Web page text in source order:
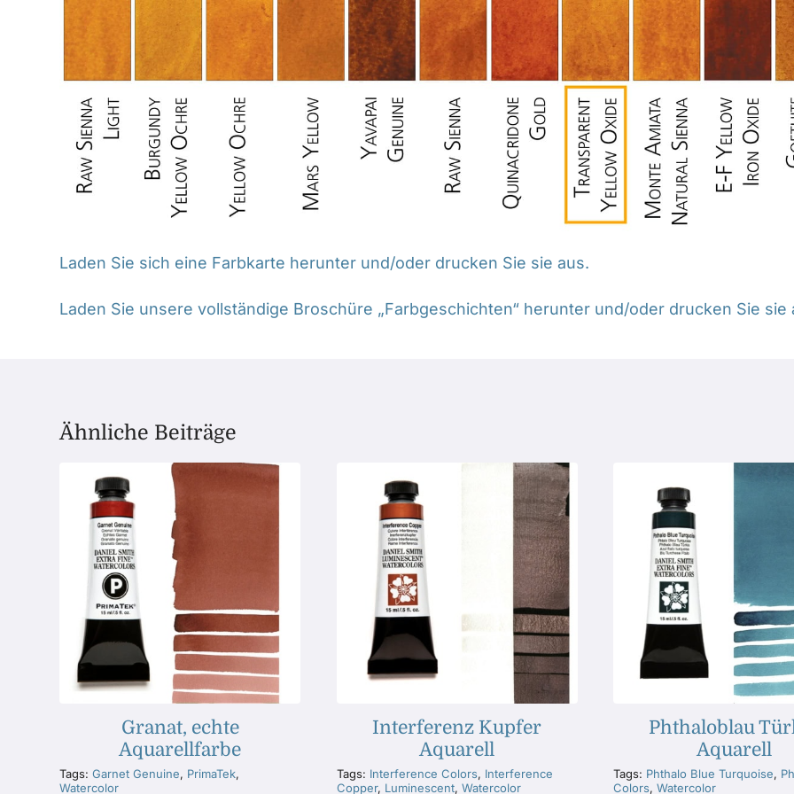
Laden Sie sich eine Farbkarte herunter und/oder drucken Sie sie aus.
Laden Sie unsere vollständige Broschüre „Farbgeschichten“ herunter und/oder drucken Sie sie
Ähnliche Beiträge
Granat, echte
Aquarellfarbe
Tags:Garnet Genuine, PrimaTek,
Watercolor
Interferenz Kupfer
Aquarell
Tags: Interference Colors, Interference
Copper, Luminescent, Watercolor
Phthaloblau
Aquarell
Tags: Phthalo Blue Turquoise,
Colors, Watercolor